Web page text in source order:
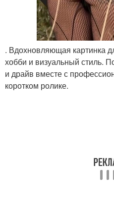
. Вдохновляющая картинка
хобби и визуальный стиль.
и драйв вместе с
коротком ролике.